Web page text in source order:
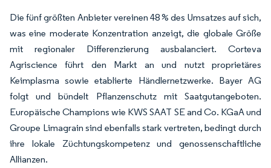
Die fünf größten Anbieter vereinen 48 % des Umsatzes auf sich,
was eine moderate Konzentration anzeigt, die globale Größe
mit regionaler Differenzierung ausbalanciert. Corteva
Agriscience führt den Markt an und nutzt proprietäres
Keimplasma sowie etablierte Händlernetzwerke. Bayer AG
folgt und bündelt Pflanzenschutz mit Saatgutangeboten.
Europäische Champions wie KWS SAAT SE and Co. KGaA und
Groupe Limagrain sind ebenfalls stark vertreten, bedingt durch
ihre lokale Züchtungskompetenz und genossenschaftliche
Allianzen.